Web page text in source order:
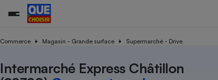
Commerce Magasin - Grande surface Supermarché - Drive
Intermarché Express ChâtillonAdditifs
Organismes de défense
Train
Toutes les actualités
Tous les services
Tous nos combats
L’association